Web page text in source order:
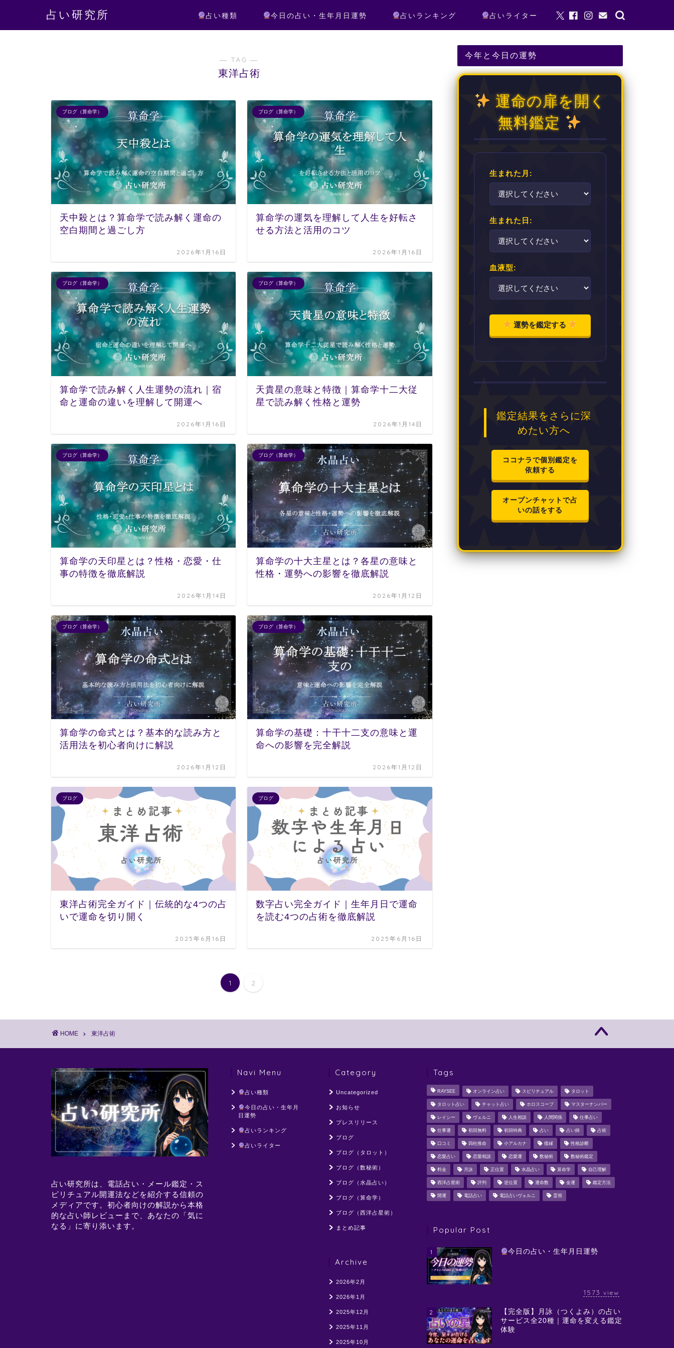
占い研究所 占い種類 今日の占い・生年月日運勢 占いランキング 占いライター
― TAG ―
東洋占術
ブログ（算命学）
天中殺とは？算命学で読み解く運命の
空白期間と過ごし方
2026年1月16日
ブログ（算命学）
算命学の運気を理解して人生を好転さ
せる方法と活用のコツ
2026年1月16日
ブログ（算命学）
算命学で読み解く人生運勢の流れ｜宿
命と運命の違いを理解して開運へ
2026年1月16日
ブログ（算命学）
天貴星の意味と特徴｜算命学十二大従
星で読み解く性格と運勢
2026年1月14日
ブログ（算命学）
算命学の天印星とは？性格・恋愛・仕
事の特徴を徹底解説
2026年1月14日
ブログ（算命学）
算命学の十大主星とは？各星の意味と
性格・運勢への影響を徹底解説
2026年1月12日
ブログ（算命学）
算命学の命式とは？基本的な読み方と
活用法を初心者向けに解説
2026年1月12日
ブログ（算命学）
算命学の基礎：十干十二支の意味と運
命への影響を完全解説
2026年1月12日
ブログ
東洋占術完全ガイド｜伝統的な4つの占
いで運命を切り開く
2025年6月16日
ブログ
数字占い完全ガイド｜生年月日で運命
を読む4つの占術を徹底解説
2025年6月16日
1 2
今年と今日の運勢
運命の扉を開く
無料鑑定
生まれた月:
生まれた日:
血液型:
運勢を鑑定する
鑑定結果をさらに深
めたい方へ
ココナラで個別鑑定を
依頼する
オープンチャットで占
いの話をする
HOME 東洋占術
占い研究所は、電話占い・メール鑑定・ス
ピリチュアル開運法などを紹介する信頼の
メディアです。初心者向けの解説から本格
的な占い師レビューまで、あなたの「気に
なる」に寄り添います。
Navi Menu
占い種類
今日の占い・生年月
日運勢
占いランキング
占いライター
Category
Uncategorized
お知らせ
プレスリリース
ブログ
ブログ（タロット）
ブログ（数秘術）
ブログ（水晶占い）
ブログ（算命学）
ブログ（西洋占星術）
まとめ記事
Archive
2026年2月
2026年1月
2025年12月
2025年11月
2025年10月
Tags
RAYSEE オンライン占い スピリチュアル タロット
タロット占い チャット占い ホロスコープ マスターナンバー
レイシー ヴェルニ 人生相談 人間関係 仕事占い
仕事運 初回無料 初回特典 占い 占い師 占術
口コミ 四柱推命 小アルカナ 復縁 性格診断
恋愛占い 恋愛相談 恋愛運 数秘術 数秘術鑑定
料金 月詠 正位置 水晶占い 算命学 自己理解
西洋占星術 評判 逆位置 運命数 金運 鑑定方法
開運 電話占い 電話占いヴェルニ 霊視
Popular Post
1 今日の占い・生年月日運勢
1573 view
2
【完全版】月詠（つくよみ）の占い
サービス全20種｜運命を変える鑑定
体験